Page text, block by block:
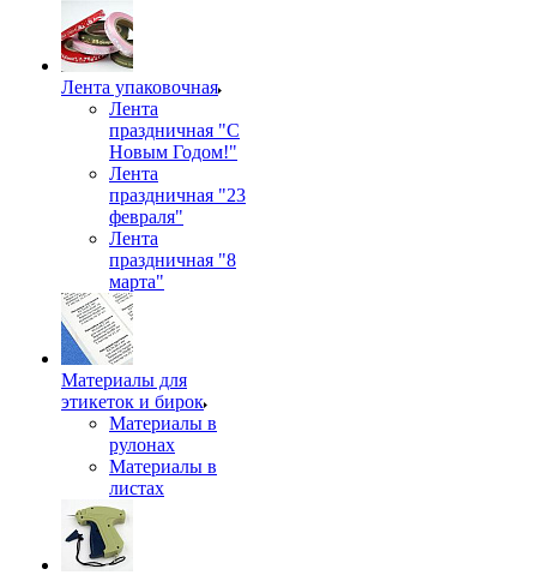
Лента упаковочная
Лента
праздничная "С
Новым Годом!"
Лента
праздничная "23
февраля"
Лента
праздничная "8
марта"
Материалы для
этикеток и бирок
Материалы в
рулонах
Материалы в
листах